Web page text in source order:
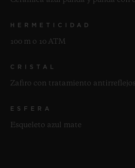
HERMETICIDAD
100 m o 10 ATM
CRISTAL
Zafiro con tratamiento antirreflejos
ESFERA
Esqueleto azul mate